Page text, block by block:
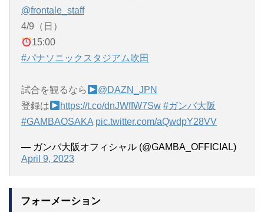
@frontale_staff
️4/9（日）
15:00
#パナソニックスタジアム吹田
試合を観るなら
@DAZN_JPN
登録は
https://t.co/dnJWffW7Sw #ガンバ大阪
#GAMBAOSAKA pic.twitter.com/aQwdpY28VV
— ガンバ大阪オフィシャル (@GAMBA_OFFICIAL)
April 9, 2023
フォーメーション